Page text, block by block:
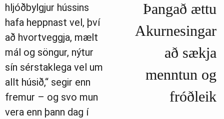
Þangað ættu
Akurnesingar
að sækja
menntun og
fróðleik
hljóðbylgjur hússins
hafa heppnast vel, því
að hvortveggja, mælt
mál og söngur, nýtur
sín sérstaklega vel um
allt húsið,“ segir enn
fremur – og svo mun
vera enn þann dag í